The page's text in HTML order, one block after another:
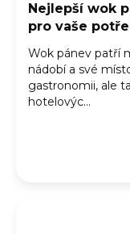
Nejlepší wok
pro vaše
Wok pánev patří
nádobí a své
gastronomii, ale
hotelovýc...